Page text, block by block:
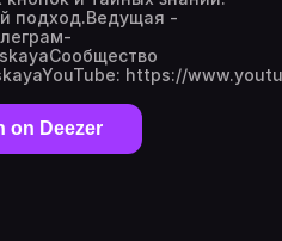
подход.Ведущая -
https://
on Deezer